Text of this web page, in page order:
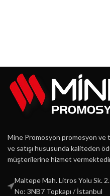
Mine Promosyon promosyon ve
ve satışı hususunda kaliteden
müşterilerine hizmet
Maltepe Mah. Litros Yolu Sk.
No: 3NB7 Topkapı / İstanbul